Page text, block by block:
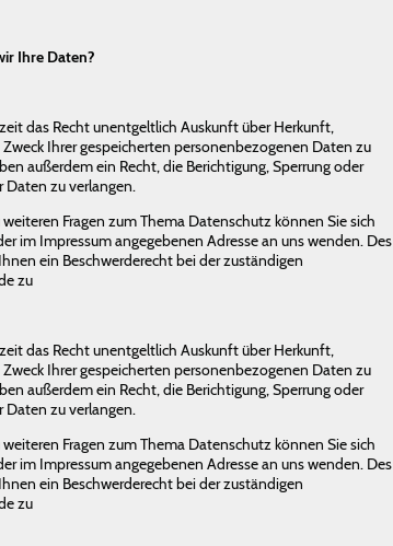
Ihre Daten?
das Recht unentgeltlich Auskunft über Herkunft,
Ihrer gespeicherten personenbezogenen Daten zu
außerdem ein Recht, die Berichtigung, Sperrung oder
Daten zu verlangen.
Fragen zum Thema Datenschutz können Sie sich
im Impressum angegebenen Adresse an uns wenden. Des
ein Beschwerderecht bei der zuständigen
zu
das Recht unentgeltlich Auskunft über Herkunft,
Ihrer gespeicherten personenbezogenen Daten zu
außerdem ein Recht, die Berichtigung, Sperrung oder
Daten zu verlangen.
Fragen zum Thema Datenschutz können Sie sich
im Impressum angegebenen Adresse an uns wenden. Des
ein Beschwerderecht bei der zuständigen
zu